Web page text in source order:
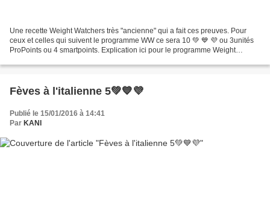
Une recette Weight Watchers très "ancienne" qui a fait ces preuves. Pour
ceux et celles qui suivent le programme WW ce sera 10 💚 💙 💜 ou 3unités
ProPoints ou 4 smartpoints. Explication ici pour le programme Weight
Fèves à l'italienne 5💚💙💜
Publié le 15/01/2016 à 14:41
Par KANI